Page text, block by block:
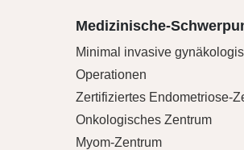
Medizinische-
Minimal invasive
Operationen
Zertifiziertes Endometriose-
Onkologisches Zentrum
Myom-Zentrum